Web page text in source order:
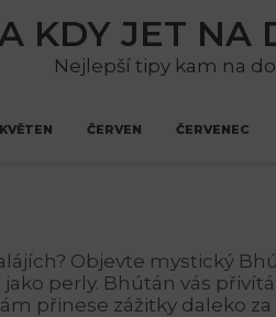
KDY JET NA
Nejlepší tipy kam na
KVĚTEN ČERVEN ČERVENEC
Objevte mystický
perly. Bhútán vás
přinese zážitky daleko